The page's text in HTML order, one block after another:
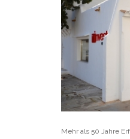
Mehr als 50 Jahre